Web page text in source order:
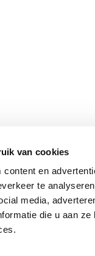
van cookies
content en
te
media,
die u aan